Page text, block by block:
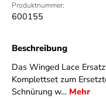
Produktnummer:
600155
Beschreibung
Das Winged Lace
Komplettset zum
Schnürung w… Mehr